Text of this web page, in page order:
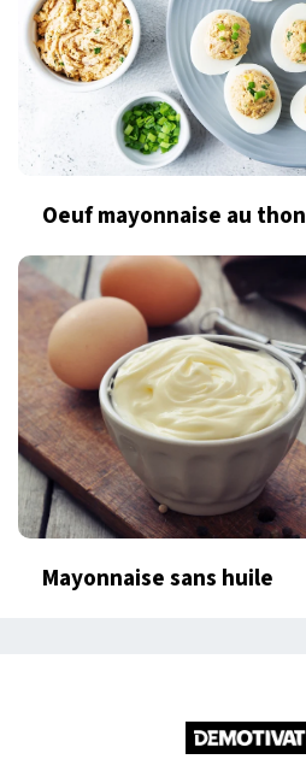
Oeuf mayonnaise au thon
Mayonnaise sans huile